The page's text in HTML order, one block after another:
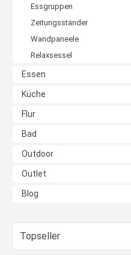
Essgruppen
Zeitungsständer
Wandpaneele
Relaxsessel
Essen
Küche
Flur
Bad
Outdoor
Outlet
Blog